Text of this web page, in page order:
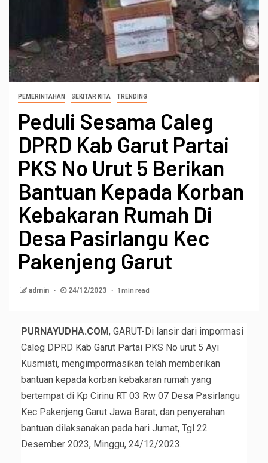
PEMERINTAHAN SEKITAR KITA TRENDING
Peduli Sesama Caleg
DPRD Kab Garut Partai
PKS No Urut 5 Berikan
Bantuan Kepada Korban
Kebakaran Rumah Di
Desa Pasirlangu Kec
Pakenjeng Garut
admin 24/12/2023 1 min read
PURNAYUDHA.COM, GARUT-Di lansir dari impormasi
Caleg DPRD Kab Garut Partai PKS No urut 5 Ayi
Kusmiati, mengimpormasikan telah memberikan
bantuan kepada korban kebakaran rumah yang
bertempat di Kp Cirinu RT 03 Rw 07 Desa Pasirlangu
Kec Pakenjeng Garut Jawa Barat, dan penyerahan
bantuan dilaksanakan pada hari Jumat, Tgl 22
Desember 2023, Minggu, 24/12/2023.